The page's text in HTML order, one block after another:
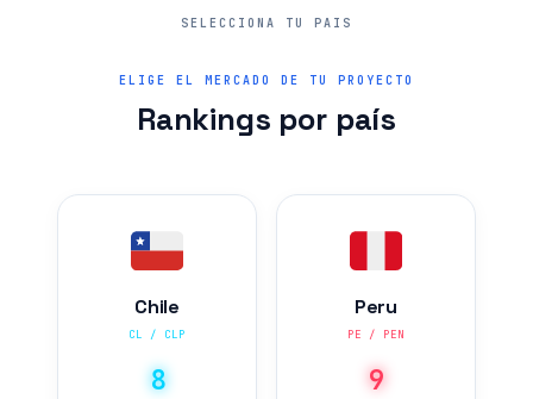
ELIGE EL MERCADO DE TU PROYECTO
Rankings por país
Chile
CL / CLP
8
Peru
PE / PEN
9